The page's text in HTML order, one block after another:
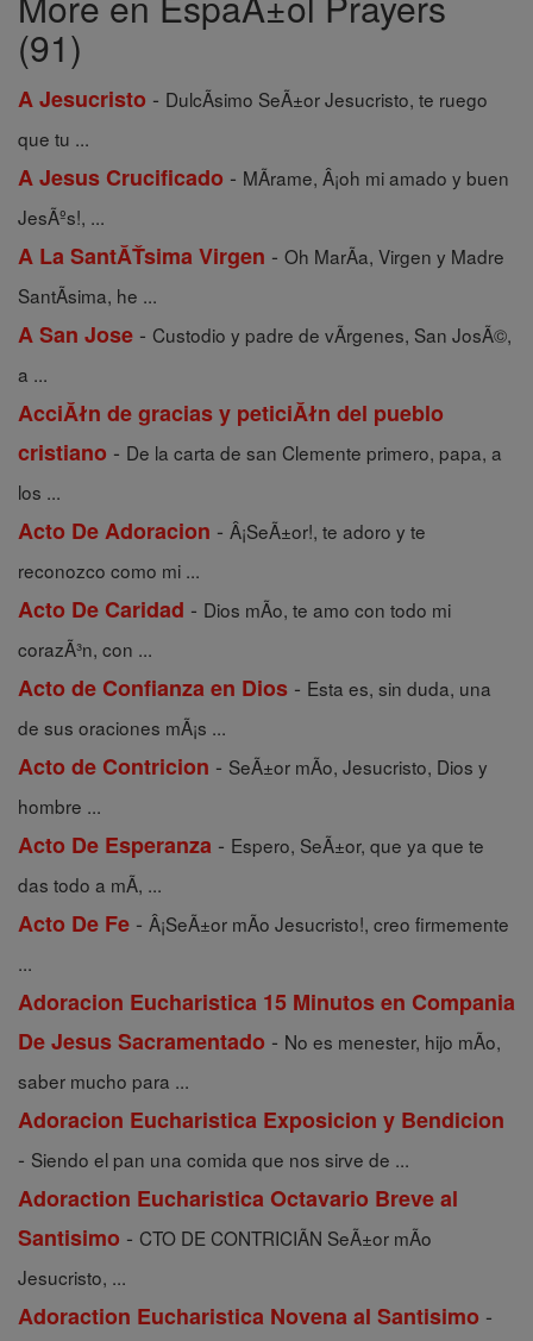
(91)
A Jesucristo - DulcÃ­simo SeÃ±or Jesucristo, te ruego
que tu ...
A Jesus Crucificado - MÃ­rame, Â¡oh mi amado y buen
JesÃºs!, ...
A La SantĂŤsima Virgen - Oh MarÃ­a, Virgen y Madre
SantÃ­sima, he ...
A San Jose - Custodio y padre de vÃ­rgenes, San JosÃ©,
a ...
AcciĂłn de gracias y peticiĂłn del pueblo
cristiano - De la carta de san Clemente primero, papa, a
los ...
Acto De Adoracion - Â¡SeÃ±or!, te adoro y te
reconozco como mi ...
Acto De Caridad - Dios mÃ­o, te amo con todo mi
corazÃ³n, con ...
Acto de Confianza en Dios - Esta es, sin duda, una
de sus oraciones mÃ¡s ...
Acto de Contricion - SeÃ±or mÃ­o, Jesucristo, Dios y
hombre ...
Acto De Esperanza - Espero, SeÃ±or, que ya que te
das todo a mÃ­, ...
Acto De Fe - Â¡SeÃ±or mÃ­o Jesucristo!, creo firmemente
...
Adoracion Eucharistica 15 Minutos en Compania
De Jesus Sacramentado - No es menester, hijo mÃ­o,
saber mucho para ...
Adoracion Eucharistica Exposicion y Bendicion
- Siendo el pan una comida que nos sirve de ...
Adoraction Eucharistica Octavario Breve al
Santisimo - CTO DE CONTRICIÃN SeÃ±or mÃ­o
Jesucristo, ...
Adoraction Eucharistica Novena al Santisimo -